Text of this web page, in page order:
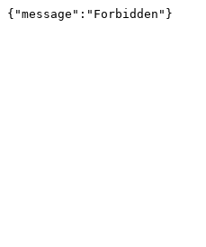
{"message":"Forbidden"}